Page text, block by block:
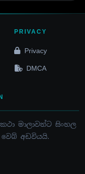
PRIVACY
Privacy
DMCA
මාලාවන්ට සිංහල
වෙබ් අඩවියයි.